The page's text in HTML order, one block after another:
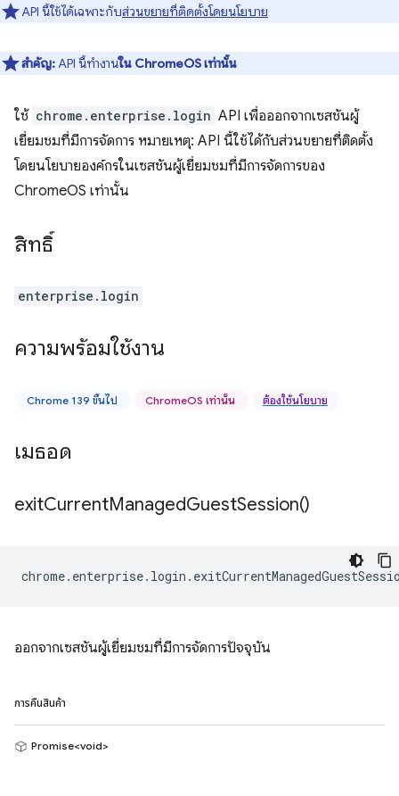
API นี้ใช้ได้เฉพาะกับส่วนขยายที่ติดตั้งโดยนโยบาย
สำคัญ:API นี้ทำงานใน ChromeOS เท่านั้น
ใช้ chrome.enterprise.login API เพื่อออกจากเซสชันผู้
เยี่ยมชมที่มีการจัดการ หมายเหตุ: API นี้ใช้ได้กับส่วนขยายที่ติดตั้ง
โดยนโยบายองค์กรในเซสชันผู้เยี่ยมชมที่มีการจัดการของ
ChromeOS เท่านั้น
สิทธิ์
enterprise.login
ความพร้อมใช้งาน
Chrome 139 ขึ้นไป ChromeOS เท่านั้น ต้องใช้นโยบาย
เมธอด
exitCurrentManagedGuestSession()
chrome. enterprise. login .
ออกจากเซสชันผู้เยี่ยมชมที่มีการจัดการปัจจุบัน
การคืนสินค้า
Promise<void>